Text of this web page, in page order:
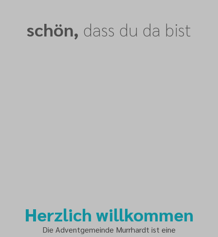
schön, dass du da bist
Herzlich willkommen
Die Adventgemeinde Murrhardt ist eine